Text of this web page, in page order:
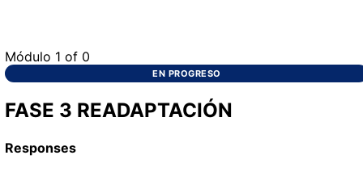
Módulo 1of 0
EN PROGRESO
FASE 3 READAPTACIÓN
Responses